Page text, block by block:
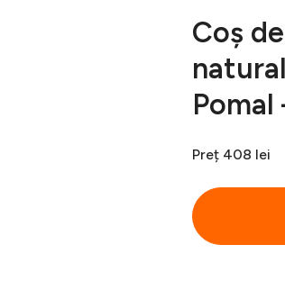
Coș
Preț 408 lei